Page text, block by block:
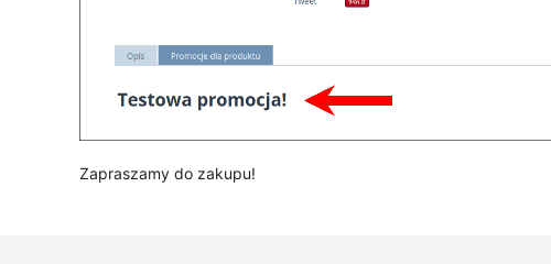
Zapraszamy do zakupu!